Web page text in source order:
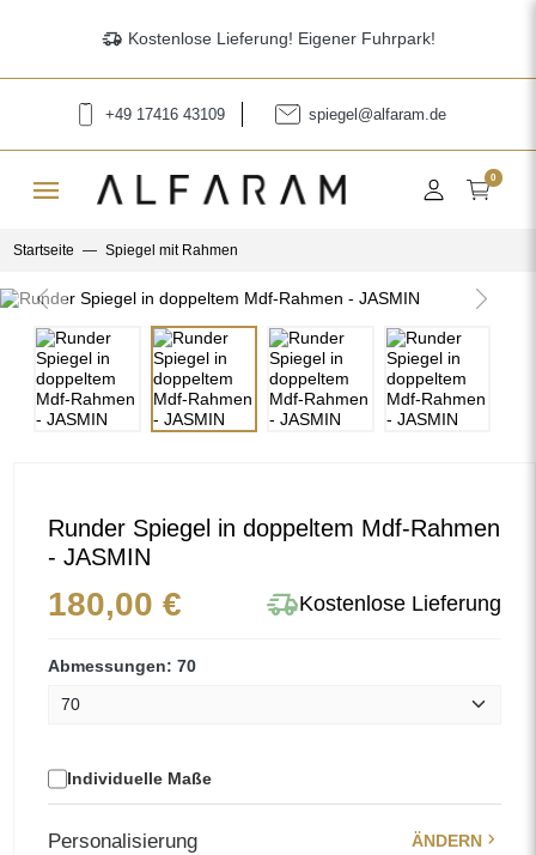
delivery_truck_speed Kostenlose Lieferung! Eigener Fuhrpark!
+49 17416 43109 spiegel@alfaram.de
menu 0
Startseite Spiegel mit Rahmen
Previous Next
Runder Spiegel in doppeltem Mdf-Rahmen
- JASMIN
180,00 € delivery_truck_speedKostenlose Lieferung
Abmessungen: 70
Individuelle Maße
Personalisierung ÄNDERN chevron_right